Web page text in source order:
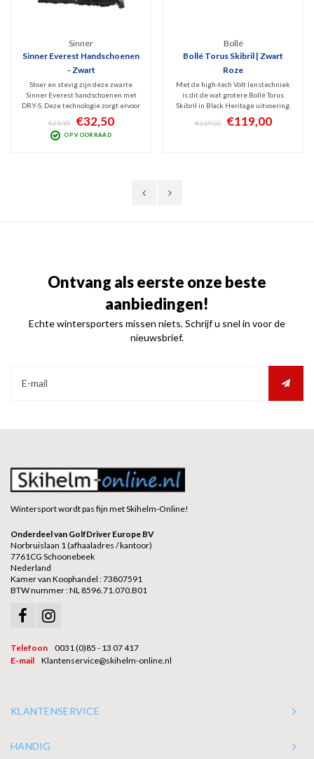
Sinner
Sinner Everest Handschoenen
- Zwart
Stoer en stevig zijn deze zwarte
Sinner Everest handschoenen met
DRY-S. Deze technologie zorgt ervoor
dat ze goed waterdicht en winddicht
zijn maar toch ademend. Lekker
warm, comfortabel en droog en
€39,95 €32,50
OP VOORRAAD
Bollé
Bollé Torus Skibril | Zwart
Roze
Met de high-tech Volt lenstechniek
is dit de wat grotere Bollé Torus
Skibril in Black Heritage uitvoering.
De zeer contrastrijke lens (Cat.3)
beschermt tegen UV / IR en geeft
€169,00 €119,00
Ontvang als eerste onze beste
aanbiedingen!
Echte wintersporters missen niets. Schrijf u snel in voor de
nieuwsbrief.
Wintersport wordt pas fijn met Skihelm-Online!
Onderdeel van GolfDriver Europe BV
Norbruislaan 1 (afhaaladres / kantoor)
7761CG Schoonebeek
Nederland
Kamer van Koophandel : 73807591
BTW nummer : NL 8596.71.070.B01
Telefoon
0031 (0)85 - 13 07 417
E-mail
Klantenservice@skihelm-online.nl
KLANTENSERVICE
HANDIG